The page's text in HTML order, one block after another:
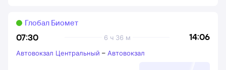
07:30 14:06
6 ч 36 м
Глобал Биомет
Автовокзал Центральный – Автовокзал